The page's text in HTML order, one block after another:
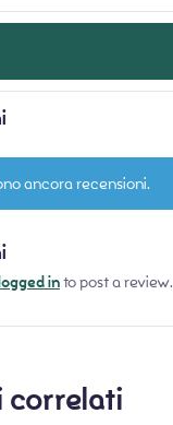
ancora recensioni.
into post a review.
correlati